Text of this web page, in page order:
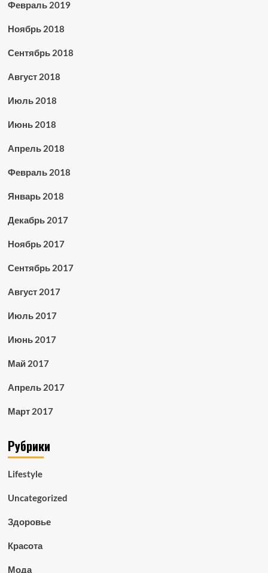
Февраль 2019
Ноябрь 2018
Сентябрь 2018
Август 2018
Июль 2018
Июнь 2018
Апрель 2018
Февраль 2018
Январь 2018
Декабрь 2017
Ноябрь 2017
Сентябрь 2017
Август 2017
Июль 2017
Июнь 2017
Май 2017
Апрель 2017
Март 2017
Рубрики
Lifestyle
Uncategorized
Здоровье
Красота
Мода